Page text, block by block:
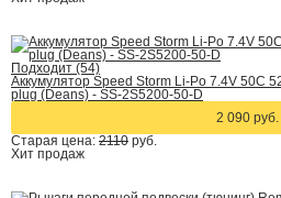
Подходит (54)
Аккумулятор Speed Storm Li-Po 7.4V 50C
plug (Deans) - SS-2S5200-50-D
2 090 руб.
Старая цена: 2110 руб.
Хит продаж